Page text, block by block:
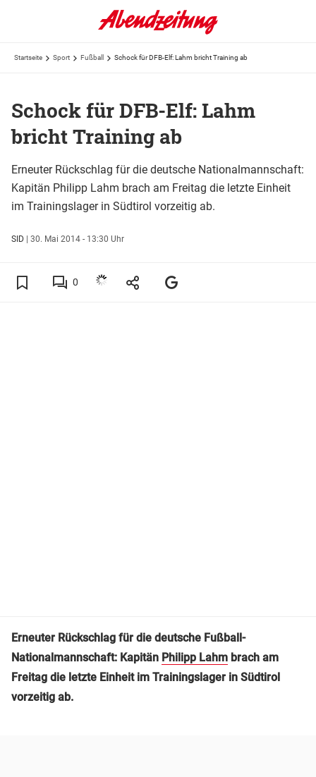
Startseite Sport Fußball Schock für DFB-Elf: Lahm bricht Training ab
Schock für DFB-Elf: Lahm
bricht Training ab
Erneuter Rückschlag für die deutsche Nationalmannschaft:
Kapitän Philipp Lahm brach am Freitag die letzte Einheit
im Trainingslager in Südtirol vorzeitig ab.
SID | 30. Mai 2014 - 13:30 Uhr
0
Erneuter Rückschlag für die deutsche Fußball-
Nationalmannschaft: Kapitän Philipp Lahm brach am
Freitag die letzte Einheit im Trainingslager in Südtirol
vorzeitig ab.